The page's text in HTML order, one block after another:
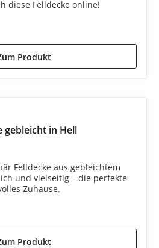
diese Felldecke online!
Produkt
gebleicht in Hell
Felldecke aus gebleichtem
und vielseitig – die perfekte
Zuhause.
Produkt